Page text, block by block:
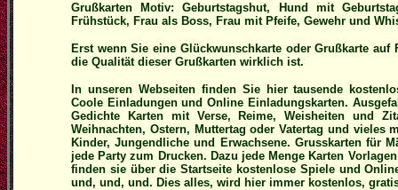
Grußkarten Motiv: Geburtstagshut, Hund mit
Frühstück, Frau als Boss, Frau mit Pfeife, Gewehr und
Erst wenn Sie eine Glückwunschkarte oder Grußkarte
die Qualität dieser Grußkarten wirklich ist.
In unseren Webseiten finden Sie hier tausende
Coole Einladungen und Online Einladungskarten.
Gedichte Karten mit Verse, Reime, Weisheiten und
Weihnachten, Ostern, Muttertag oder Vatertag und vieles
Kinder, Jungendliche und Erwachsene. Grusskarten für
jede Party zum Drucken. Dazu jede Menge Karten
finden sie über die Startseite kostenlose Spiele und
und, und, und. Dies alles, wird hier immer kostenlos,